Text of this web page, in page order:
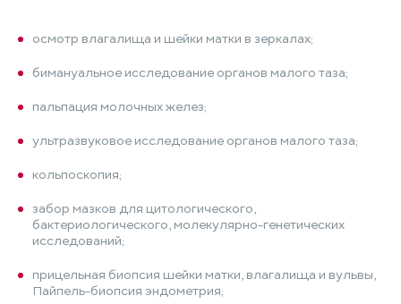
осмотр влагалища и шейки матки в зеркалах;
бимануальное исследование органов малого таза;
пальпация молочных желез;
ультразвуковое исследование органов малого таза;
кольпоскопия;
забор мазков для цитологического,
бактериологического, молекулярно-генетических
исследований;
прицельная биопсия шейки матки, влагалища и вульвы,
Пайпель-биопсия эндометрия;